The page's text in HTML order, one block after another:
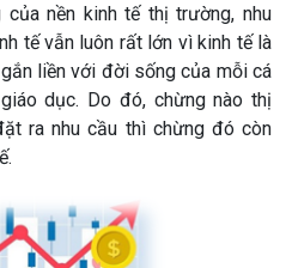
của nền kinh tế thị trường, nhu
tế vẫn luôn rất lớn vì kinh tế là
liền với đời sống của mỗi cá
dục. Do đó, chừng nào thị
ra nhu cầu thì chừng đó còn